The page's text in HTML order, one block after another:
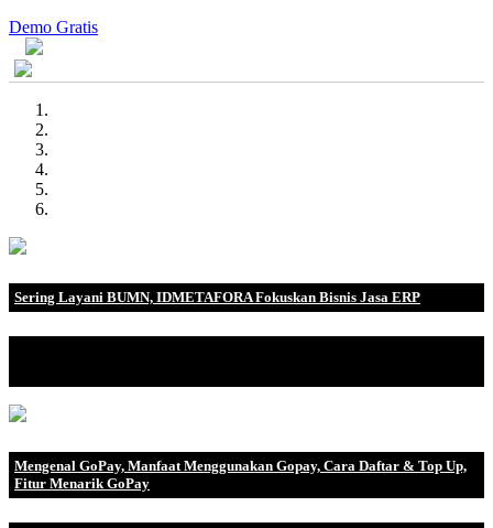
Demo Gratis
Sering Layani BUMN, IDMETAFORA Fokuskan Bisnis Jasa ERP
Mengenal GoPay, Manfaat Menggunakan Gopay, Cara Daftar & Top Up,
Fitur Menarik GoPay